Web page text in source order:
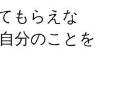
もらえな
分のことを